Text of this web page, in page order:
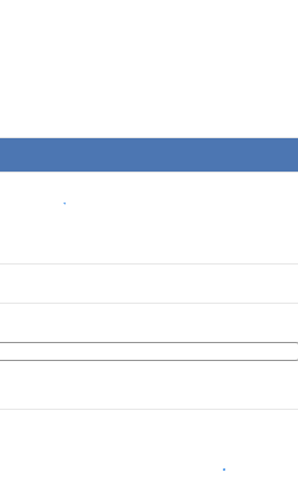
Voir les tarifs
Voir les disponibilités